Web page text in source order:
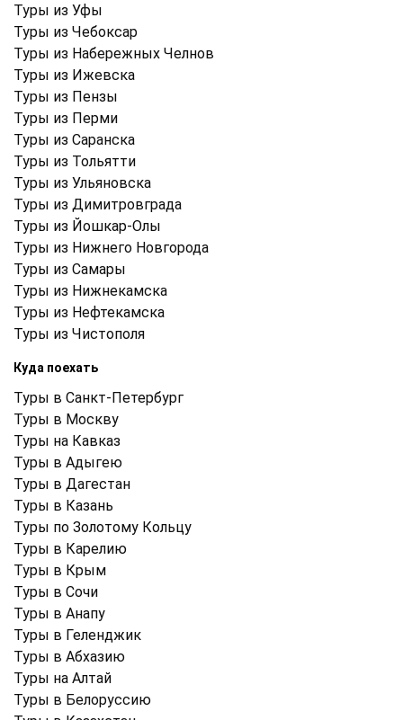
Туры из Уфы
Туры из Чебоксар
Туры из Набережных Челнов
Туры из Ижевска
Туры из Пензы
Туры из Перми
Туры из Саранска
Туры из Тольятти
Туры из Ульяновска
Туры из Димитровграда
Туры из Йошкар-Олы
Туры из Нижнего Новгорода
Туры из Самары
Туры из Нижнекамска
Туры из Нефтекамска
Туры из Чистополя
Куда поехать
Туры в Санкт-Петербург
Туры в Москву
Туры на Кавказ
Туры в Адыгею
Туры в Дагестан
Туры в Казань
Туры по Золотому Кольцу
Туры в Карелию
Туры в Крым
Туры в Cочи
Туры в Анапу
Туры в Геленджик
Туры в Абхазию
Туры на Алтай
Туры в Белоруссию